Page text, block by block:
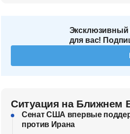
Эксклюзивный
для вас!
Ситуация на Ближнем
Сенат США впервые
против Ирана